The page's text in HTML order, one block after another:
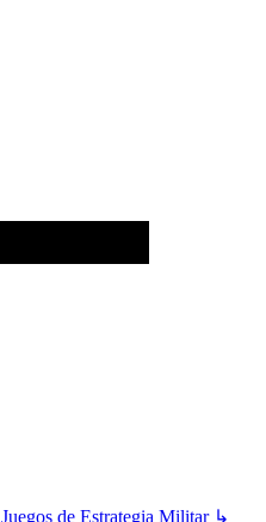
Juegos de Estrategia Militar ↳